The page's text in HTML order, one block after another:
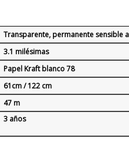
Transparente, permanente sensible
3.1 milésimas
Papel Kraft blanco 78
61cm / 122 cm
47 m
3 años